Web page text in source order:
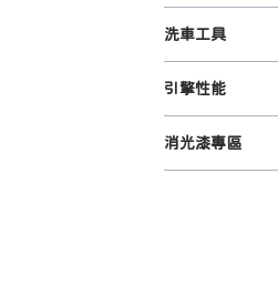
洗車工具
引擎性能
消光漆專區